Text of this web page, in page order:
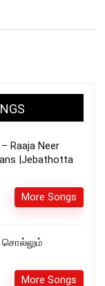
Neer
|Jebathotta
More Songs
சொல்லும்
More Songs